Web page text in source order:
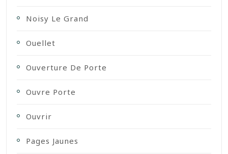
Noisy Le Grand
Ouellet
Ouverture De Porte
Ouvre Porte
Ouvrir
Pages Jaunes